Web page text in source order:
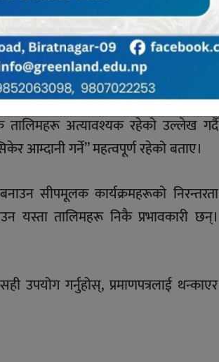
सीता बरालले गरेकी थिइन् भने प्रशिक्षक
थिइन्।
तालिमहरू अत्यावश्यक रहेको उल्लेख गर्दै
आम्दानी गर्ने” महत्वपूर्ण रहेको बताए।
सीपमूलक कार्यक्रमहरूको निरन्तरता
यस्ता तालिमहरू निकै प्रभावकारी छन्।
उपयोग गर्नुहोस्, प्रमाणपत्रलाई थन्काएर